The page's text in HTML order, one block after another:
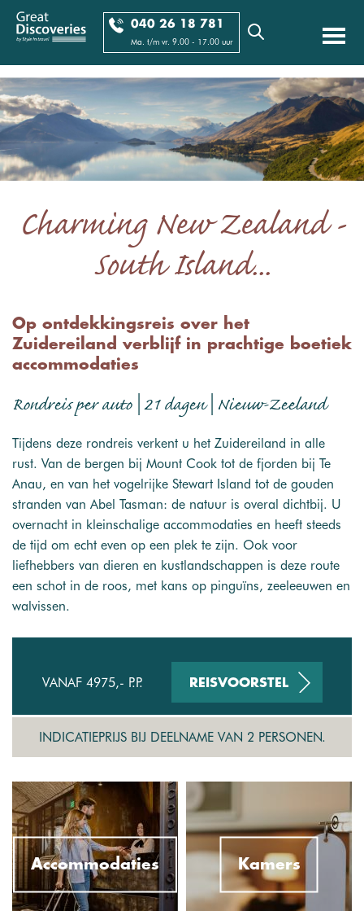
040 26 18 781
Ma. t/m vr. 9.00 - 17.00 uur
Charming New Zealand -
South Island...
Op ontdekkingsreis over het
Zuidereiland verblijf in prachtige boetiek
accommodaties
Rondreis per auto | 21 dagen | Nieuw-Zeeland
Tijdens deze rondreis verkent u het Zuidereiland in alle
rust. Van de bergen bij Mount Cook tot de fjorden bij Te
Anau, en van het vogelrijke Stewart Island tot de gouden
stranden van Abel Tasman: de natuur is overal dichtbij. U
overnacht in kleinschalige accommodaties en heeft steeds
de tijd om echt even op een plek te zijn. Ook voor
liefhebbers van dieren en kustlandschappen is deze route
een schot in de roos, met kans op pinguïns, zeeleeuwen en
walvissen.
VANAF 4975,- P.P. REISVOORSTEL
INDICATIEPRIJS BIJ DEELNAME VAN 2 PERSONEN.
Accommodaties Kamers